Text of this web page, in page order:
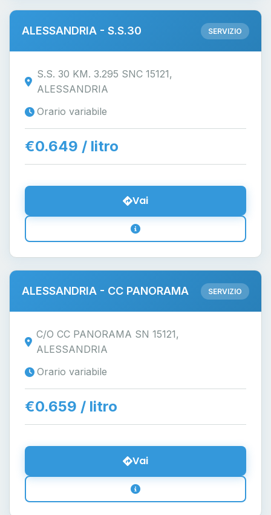
ALESSANDRIA - S.S.30 SERVIZIO
S.S. 30 KM. 3.295 SNC 15121,
ALESSANDRIA
Orario variabile
€0.649 / litro
Vai
ALESSANDRIA - CC PANORAMA SERVIZIO
C/O CC PANORAMA SN 15121,
ALESSANDRIA
Orario variabile
€0.659 / litro
Vai